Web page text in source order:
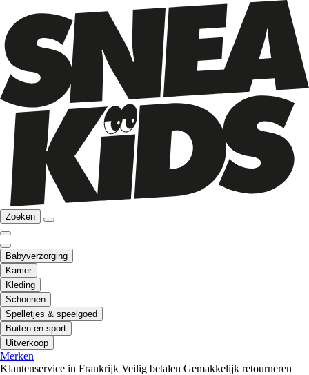
Zoeken
Babyverzorging
Kamer
Kleding
Schoenen
Spelletjes & speelgoed
Buiten en sport
Uitverkoop
Merken
Klantenservice in Frankrijk Veilig betalen Gemakkelijk retourneren